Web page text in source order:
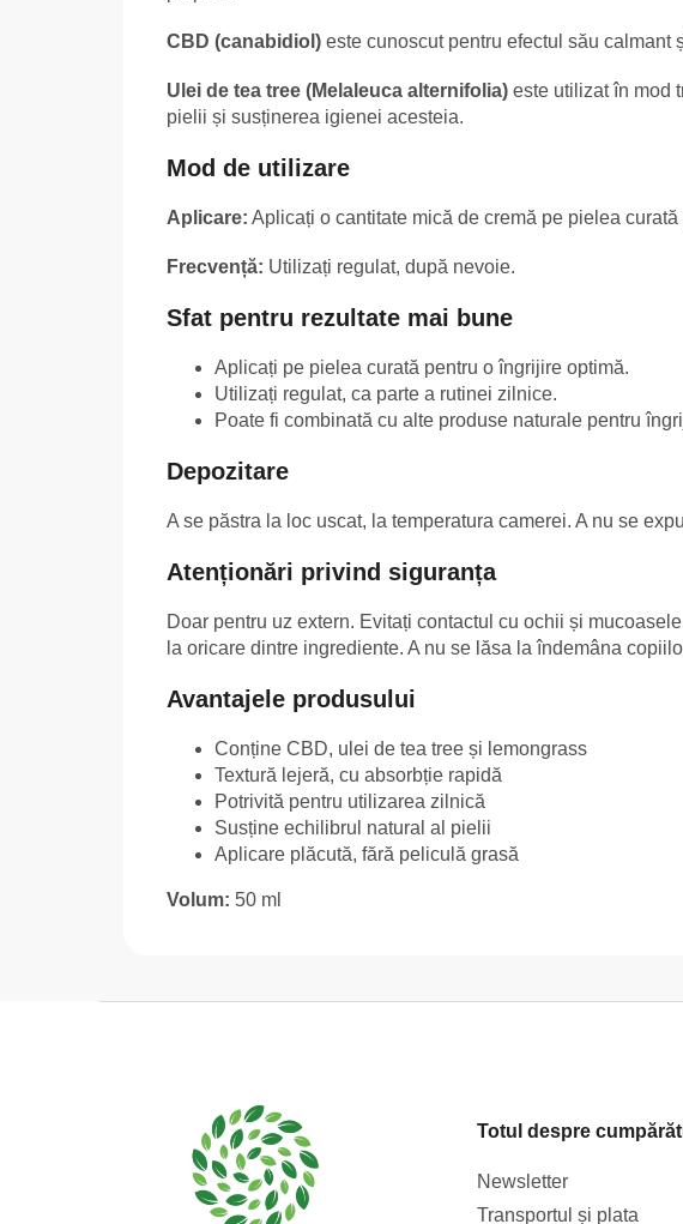
CBD (canabidiol) este cunoscut pentru efectul său
Ulei de tea tree (Melaleuca alternifolia) este utilizat în mod
pielii și susținerea igienei acesteia.
Mod de utilizare
Aplicare: Aplicați o cantitate mică de cremă pe pielea
Frecvență: Utilizați regulat, după nevoie.
Sfat pentru rezultate mai bune
Aplicați pe pielea curată pentru o îngrijire optimă.
Utilizați regulat, ca parte a rutinei zilnice.
Poate fi combinată cu alte produse naturale pentru
Depozitare
A se păstra la loc uscat, la temperatura camerei. A nu se
Atenționări privind siguranța
Doar pentru uz extern. Evitați contactul cu ochii și
la oricare dintre ingrediente. A nu se lăsa la îndemâna
Avantajele produsului
Conține CBD, ulei de tea tree și lemongrass
Textură lejeră, cu absorbție rapidă
Potrivită pentru utilizarea zilnică
Susține echilibrul natural al pielii
Aplicare plăcută, fără peliculă grasă
Volum: 50 ml
Totul despre
Newsletter
Transportul și plata